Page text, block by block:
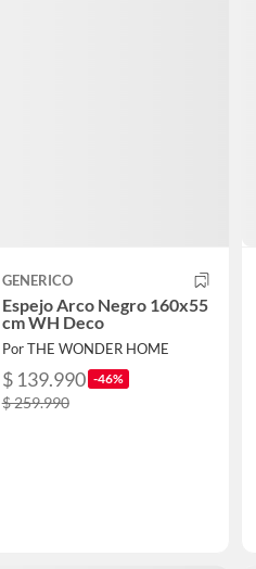
GENERICO
Espejo Arco Negro 160x55
cm WH Deco
Por THE WONDER HOME
$ 139.990 -46%
$ 259.990